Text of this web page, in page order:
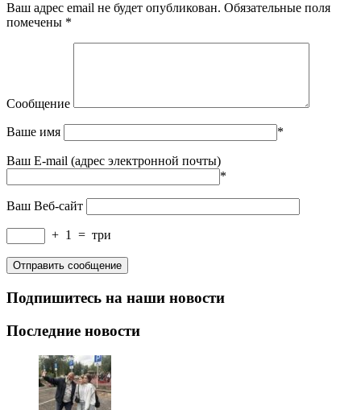
Ваш адрес email не будет опубликован. Обязательные поля
помечены *
Сообщение
Ваше имя *
Ваш E-mail (адрес электронной почты)
*
Ваш Веб-сайт
+ 1 = три
Подпишитесь на наши новости
Последние новости